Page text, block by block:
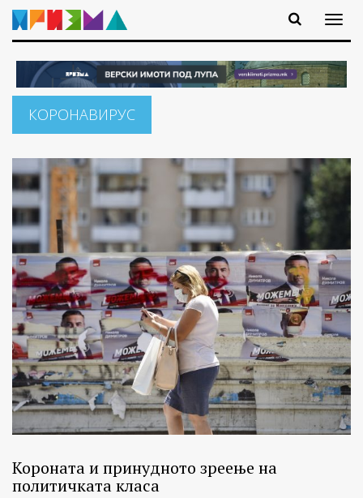
КОРОНАВИРУС
Короната и принудното зреење на
политичката класа